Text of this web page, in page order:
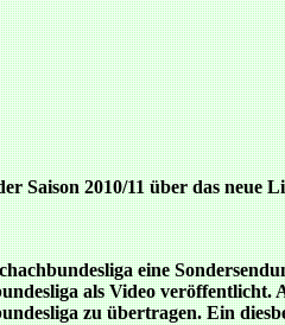
Saison 2010/11 über das
eine
als Video
zu übertragen. Ein